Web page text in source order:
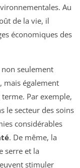
Au
de la vie, il
économiques des
seulement
mais également
Par exemple,
le secteur des soins
considérables
. De même, la
serre et la
stimuler